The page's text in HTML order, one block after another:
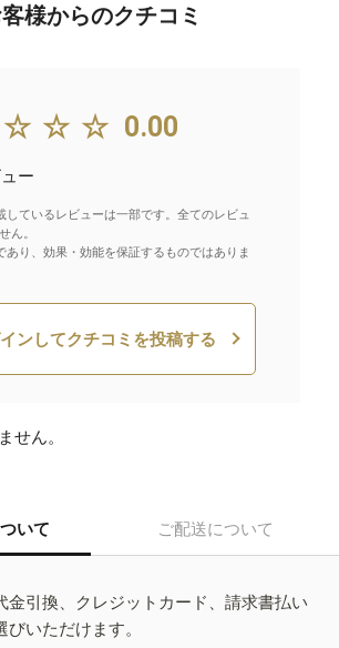
様からのクチコミ
0.00
ー
しているレビューは一部です。全てのレビュ
ん。
あり、効果・効能を保証するものではありま
ンしてクチコミを投稿する
せん。
いて ご配送について
金引換、クレジットカード、請求書払い
びいただけます。